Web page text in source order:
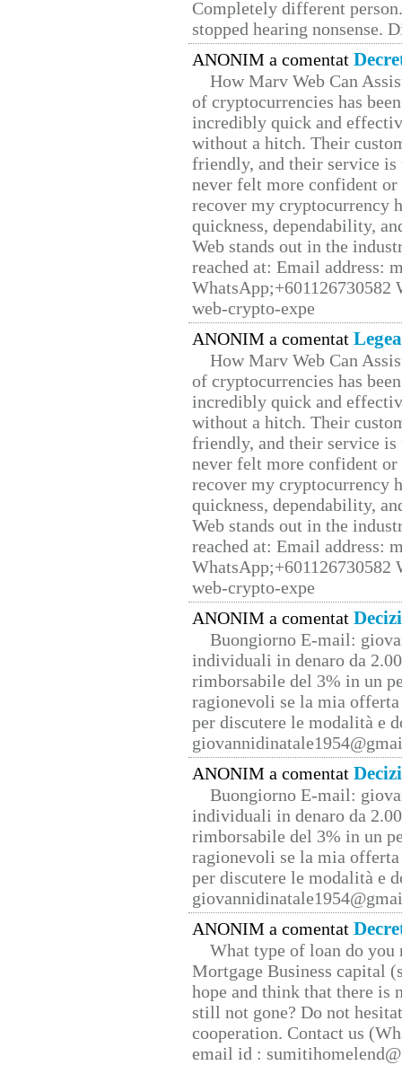
Completely different
stopped hearing nonsense.
ANONIM a comentat
How Marv Web Can
of cryptocurrencies has
incredibly quick and
without a hitch. Their
friendly, and their service
never felt more confident
recover my cryptocurrency
quickness, dependability,
Web stands out in the
reached at: Email address:
web-crypto-expe
ANONIM a comentat
How Marv Web Can
of cryptocurrencies has
incredibly quick and
without a hitch. Their
friendly, and their service
never felt more confident
recover my cryptocurrency
quickness, dependability,
Web stands out in the
reached at: Email address:
web-crypto-expe
ANONIM a comentat
Buongiorno E-mail:
individuali in denaro da
rimborsabile del 3% in un
ragionevoli se la mia
per discutere le modalità e
ANONIM a comentat
Buongiorno E-mail:
individuali in denaro da
rimborsabile del 3% in un
ragionevoli se la mia
per discutere le modalità e
ANONIM a comentat
What type of loan do you
Mortgage Business capital
hope and think that there is
still not gone? Do not
cooperation. Contact us
email id :